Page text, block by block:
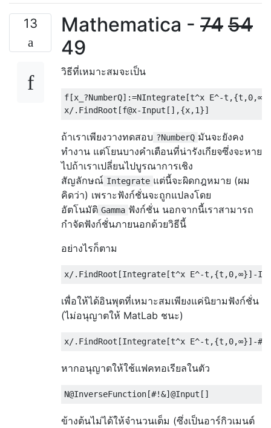
13 Mathematica - 74 54
49
วิธีที่เหมาะสมจะเป็น
f [x_ ?NumberQ]:=NIntegrate [t^x E^-t ,{t ,0
x/. FindRoot [f@x-Input [],{x,1}]
ถ้าเราเพียงวางทดสอบ ?NumberQ มันจะยังคง
ทำงาน แต่โยนบางคำเตือนที่น่ารังเกียจซึ่งจะหาย
ไปถ้าเราเปลี่ยนไปบูรณาการเชิง
สัญลักษณ์ Integrate แต่นี้จะผิดกฎหมาย (ผม
คิดว่า) เพราะฟังก์ชั่นจะถูกแปลงโดย
อัตโนมัติ Gamma ฟังก์ชั่น นอกจากนี้เราสามารถ
กำจัดฟังก์ชั่นภายนอกด้วยวิธีนี้
อย่างไรก็ตาม
x/. FindRoot [Integrate [t^x E^-t ,{t ,0,∞}]-
เพื่อให้ได้อินพุตที่เหมาะสมเพียงแค่นิยามฟังก์ชั่น
(ไม่อนุญาตให้ MatLab ชนะ)
x/. FindRoot [Integrate [t^x E^-t ,{t ,0,∞}]-
หากอนุญาตให้ใช้แฟคทอเรียลในตัว
N@InverseFunction [#!&] @Input []
ข้างต้นไม่ได้ให้จำนวนเต็ม (ซึ่งเป็นอาร์กิวเมนต์